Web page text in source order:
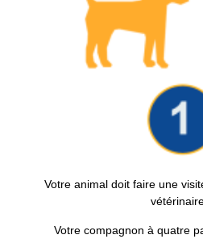
Votre animal doit faire une
Votre compagnon à quatre